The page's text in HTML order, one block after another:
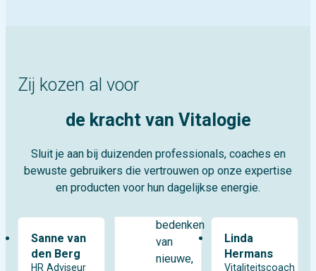
Zij kozen al voor
de kracht van Vitalogie
Sluit je aan bij duizenden professionals, coaches en
bewuste gebruikers die vertrouwen op onze expertise
en producten voor hun dagelijkse energie.
Sanne van
den Berg
HR Adviseur
bedenken
van
nieuwe,
Linda
Hermans
Vitaliteitscoach